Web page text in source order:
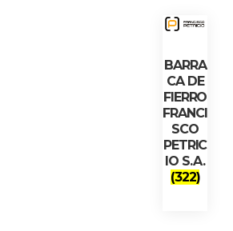
BARRA
CA DE
FIERRO
FRANCI
SCO
PETRIC
IO S.A.
(322)